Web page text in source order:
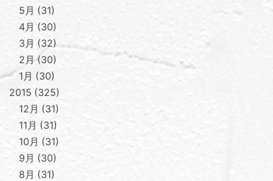
5月
31
4月
30
3月
32
2月
30
1月
30
2015 325
12月
31
11月
31
10月
31
9月
30
8月
31